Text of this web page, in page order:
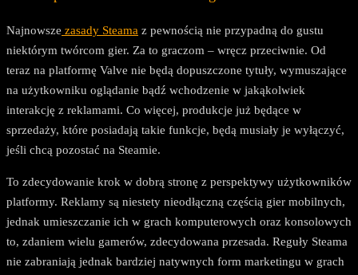
Najnowsze zasady Steama z pewnością nie przypadną do gustu
niektórym twórcom gier. Za to graczom – wręcz przeciwnie. Od
teraz na platformę Valve nie będą dopuszczone tytuły, wymuszające
na użytkowniku oglądanie bądź wchodzenie w jakąkolwiek
interakcję z reklamami. Co więcej, produkcje już będące w
sprzedaży, które posiadają takie funkcje, będą musiały je wyłączyć,
jeśli chcą pozostać na Steamie.
To zdecydowanie krok w dobrą stronę z perspektywy użytkowników
platformy. Reklamy są niestety nieodłączną częścią gier mobilnych,
jednak umieszczanie ich w grach komputerowych oraz konsolowych
to, zdaniem wielu gamerów, zdecydowana przesada. Reguły Steama
nie zabraniają jednak bardziej natywnych form marketingu w grach